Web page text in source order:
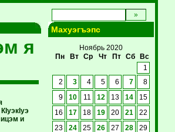
я
и
Махуэгъэпс
Ноябрь 2020
Пн
Вт Ср Чт Пт Сб Вс
1
2
3 4 5 6 7 8
9 10 11 12 13 14 15
16 17 18 19 20 21 22
23 24 25 26 27 28
29